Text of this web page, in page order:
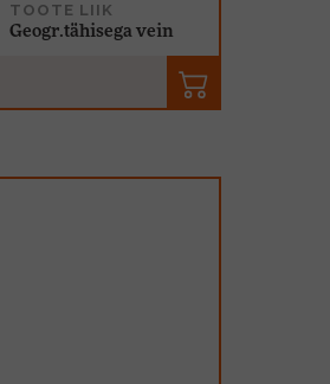
TOOTE LIIK
Geogr.tähisega vein